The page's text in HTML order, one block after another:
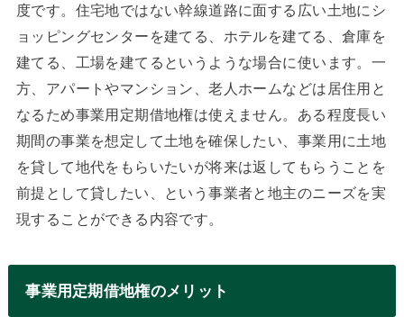
度です。住宅地ではない幹線道路に面する広い土地にシ
ョッピングセンターを建てる、ホテルを建てる、倉庫を
建てる、工場を建てるというような場合に使います。一
方、アパートやマンション、老人ホームなどは居住用と
なるため事業用定期借地権は使えません。ある程度長い
期間の事業を想定して土地を確保したい、事業用に土地
を貸して地代をもらいたいが将来は返してもらうことを
前提として貸したい、という事業者と地主のニーズを実
現することができる内容です。
事業用定期借地権のメリット